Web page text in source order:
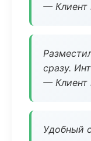
— Клиент
сразу.
— Клиент
Удобный